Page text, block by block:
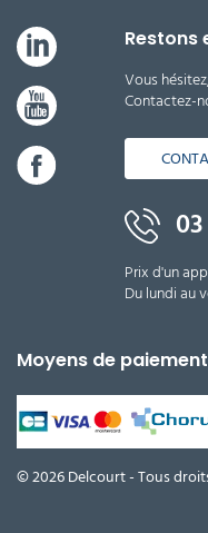
Restons
Vous
Contactez-
Prix d'un
Du lundi au
Moyens de paiement
© 2026 Delcourt - Tous